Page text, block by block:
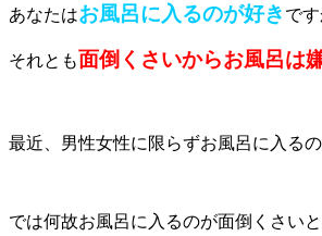
あなたはお風呂に入るのが好き です
それとも面倒くさいからお風呂は
最近、男性女性に限らずお風呂に入る
では何故お風呂に入るのが面倒くさい